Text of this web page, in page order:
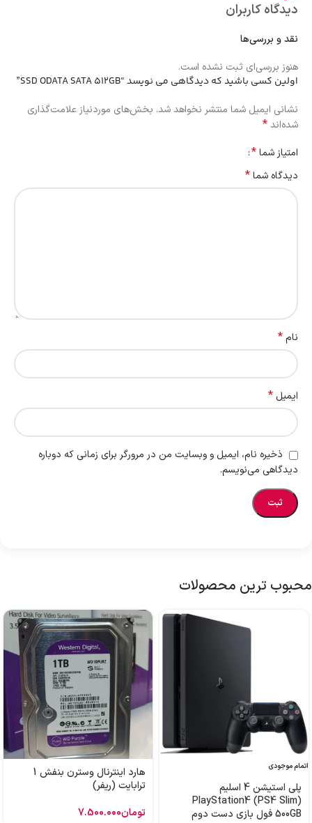
دیدگاه کاربران
نقد و بررسی‌ها
هنوز بررسی‌ای ثبت نشده است.
اولین کسی باشید که دیدگاهی می نویسد “SSD ODATA SATA 512GB”
نشانی ایمیل شما منتشر نخواهد شد. بخش‌های موردنیاز علامت‌گذاری
شده‌اند*
امتیاز شما*
دیدگاه شما*
نام*
ایمیل *
ذخیره نام، ایمیل و وبسایت من در مرورگر برای زمانی که دوباره
دیدگاهی می‌نویسم.
محبوب ترین محصولات
اتمام موجودی
پلی استیشن 4 اسلیم
PlayStation4 (PS4 Slim)
500GB فول بازی دست دوم
هارد اینترنال وسترن بنفش 1
ترابایت (ریفر)
تومان7.500.000